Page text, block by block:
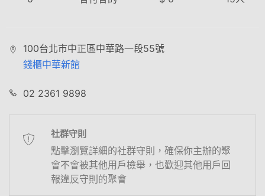
100台北市中正區中華路一段55號
錢櫃中華新館
02 2361 9898
社群守則
點擊瀏覽詳細的社群守則，確保你主辦的聚
會不會被其他用戶檢舉，也歡迎其他用戶回
報違反守則的聚會